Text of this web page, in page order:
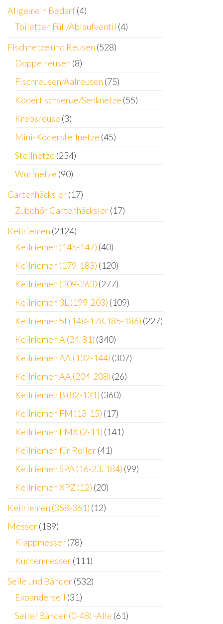
Allgemein Bedarf(4)
Toiletten Füll/Ablaufventil (4)
Fischnetze und Reusen (528)
Doppelreusen (8)
Fischreusen/Aalreusen (75)
Köderfischsenke/Senknetze (55)
Krebsreuse (3)
Mini-Köderstellnetze (45)
Stellnetze (254)
Wurfnetze (90)
Gartenhäcksler(17)
Zubehör Gartenhäcksler(17)
Keilriemen (2124)
Keilriemen (145-147) (40)
Keilriemen (179-183) (120)
Keilriemen (209-263) (277)
Keilriemen 3L (199-203) (109)
Keilriemen 5L(148-178,185-186) (227)
Keilriemen A (24-81) (340)
Keilriemen AA (132-144) (307)
Keilriemen AA (204-208) (26)
Keilriemen B (82-131) (360)
Keilriemen FM (13-15) (17)
Keilriemen FMX (2-11) (141)
Keilriemen für Roller(41)
Keilriemen SPA (16-23, 184) (99)
Keilriemen XPZ (12) (20)
Keilriemen (358-361) (12)
Messer(189)
Klappmesser(78)
Küchenmesser(111)
Seile und Bänder(532)
Expanderseil (31)
Seile/ Bänder (0-48) -Alle (61)